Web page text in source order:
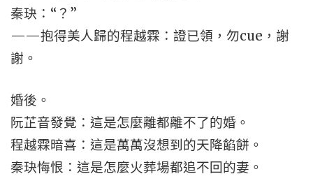
秦玦：“？”
——抱得美人歸的程越霖：證已領，勿cue，謝
謝。
婚後。
阮芷音發覺：這是怎麼離都離不了的婚。
程越霖暗喜：這是萬萬沒想到的天降餡餅。
秦玦悔恨：這是怎麼火葬場都追不回的妻。